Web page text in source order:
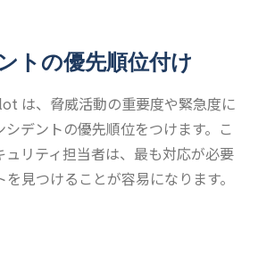
トの優先順位付け
は、脅威活動の重要度や緊急度に
デントの優先順位をつけます。こ
ュリティ担当者は、最も対応が必要
見つけることが容易になります。